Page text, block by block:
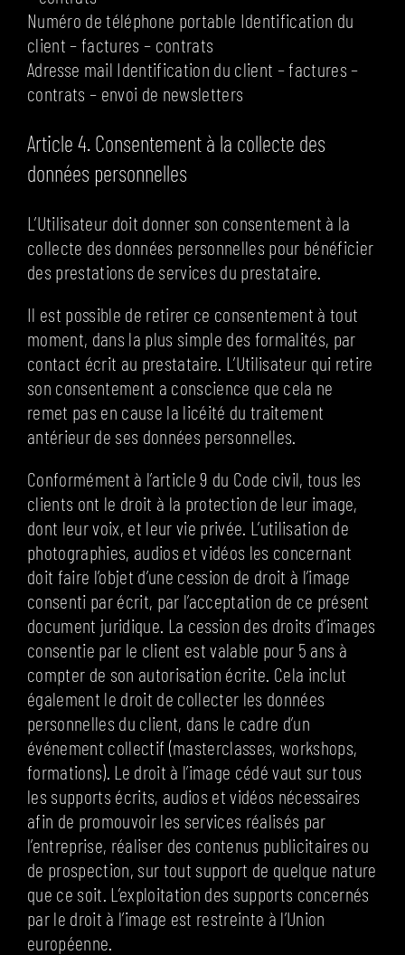
Numéro de téléphone portable Identification du
client – factures – contrats
Adresse mail Identification du client – factures –
contrats – envoi de newsletters
Article 4. Consentement à la collecte des
données personnelles
L’Utilisateur doit donner son consentement à la
collecte des données personnelles pour bénéficier
des prestations de services du prestataire.
Il est possible de retirer ce consentement à tout
moment, dans la plus simple des formalités, par
contact écrit au prestataire. L’Utilisateur qui retire
son consentement a conscience que cela ne
remet pas en cause la licéité du traitement
antérieur de ses données personnelles.
Conformément à l’article 9 du Code civil, tous les
clients ont le droit à la protection de leur image,
dont leur voix, et leur vie privée. L’utilisation de
photographies, audios et vidéos les concernant
doit faire l’objet d’une cession de droit à l’image
consenti par écrit, par l’acceptation de ce présent
document juridique. La cession des droits d’images
consentie par le client est valable pour 5 ans à
compter de son autorisation écrite. Cela inclut
également le droit de collecter les données
personnelles du client, dans le cadre d’un
événement collectif (masterclasses, workshops,
formations). Le droit à l’image cédé vaut sur tous
les supports écrits, audios et vidéos nécessaires
afin de promouvoir les services réalisés par
l’entreprise, réaliser des contenus publicitaires ou
de prospection, sur tout support de quelque nature
que ce soit. L’exploitation des supports concernés
par le droit à l’image est restreinte à l’Union
européenne.